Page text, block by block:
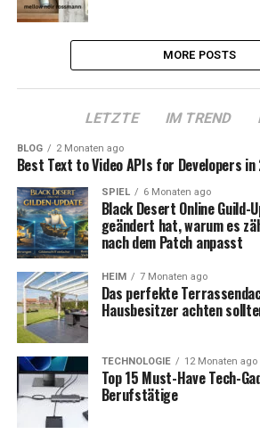
MORE POSTS
LETZTE IM TREND
BLOG 2 Monaten ago
Best Text to Video APIs for Developers
SPIEL 6 Monaten ago
Black Desert Online Guild-
geändert hat, warum es
nach dem Patch anpasst
HEIM 7 Monaten ago
Das perfekte
Hausbesitzer achten
TECHNOLOGIE 12 Monaten ago
Top 15 Must-Have Tech-
Berufstätige